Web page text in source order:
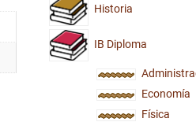
Historia
IB Diploma
Economía
Física